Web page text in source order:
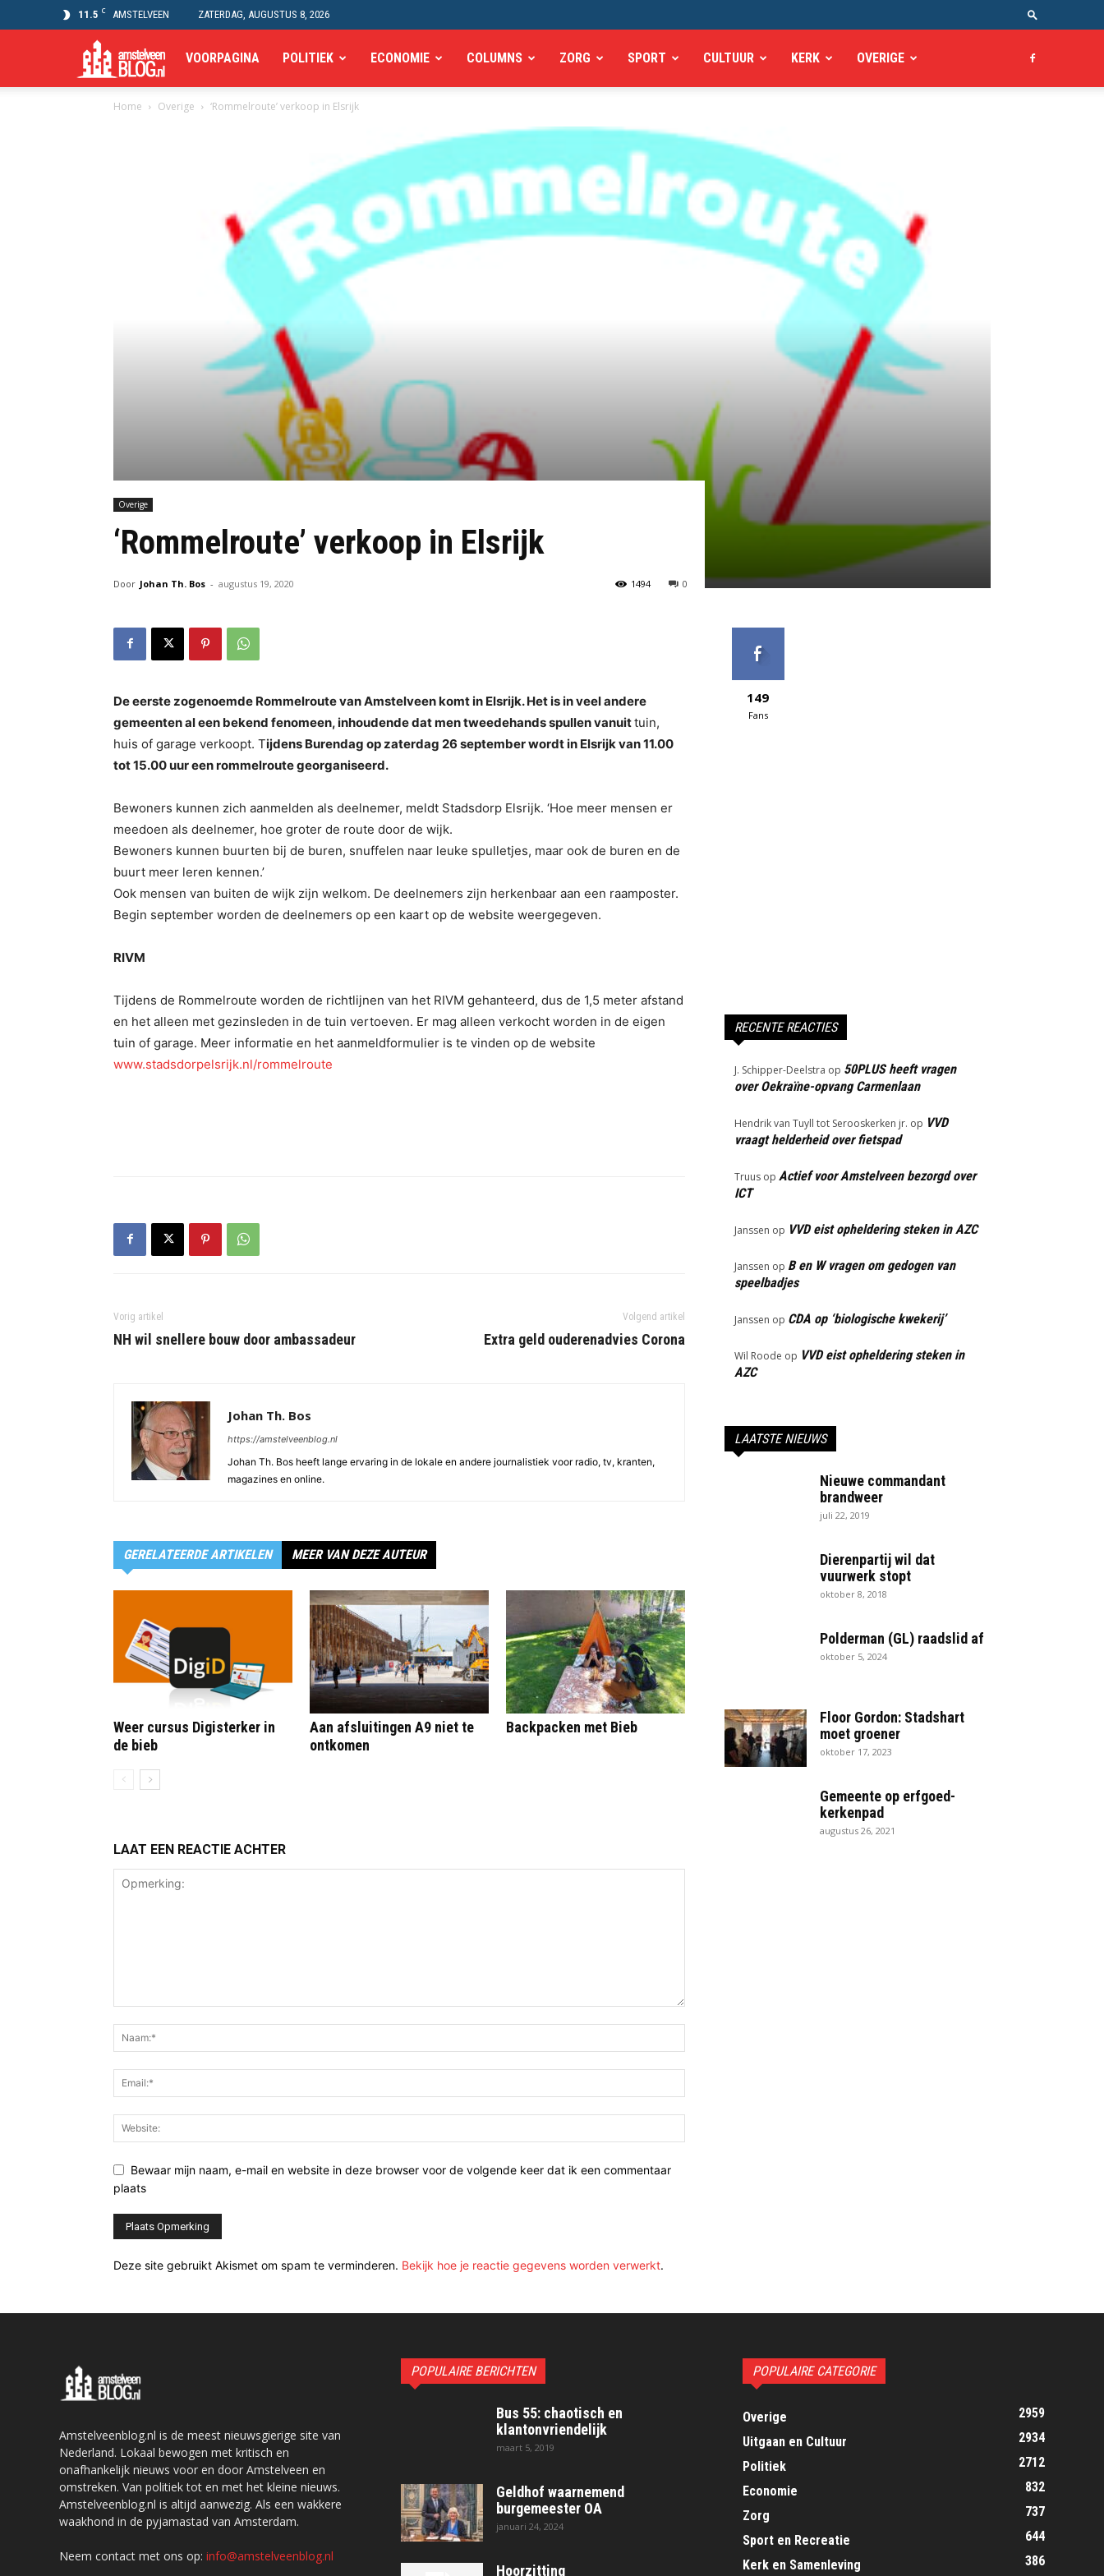
11.5 C AMSTELVEEN ZATERDAG, AUGUSTUS 8, 2026
Amstelveen
Blog
VOORPAGINA POLITIEK ECONOMIE COLUMNS ZORG SPORT CULTUUR KERK OVERIGE
Home Overige ‘Rommelroute’ verkoop in Elsrijk
Overige
‘Rommelroute’ verkoop in Elsrijk
Door Johan Th. Bos - augustus 19, 2020 0
1494
De eerste zogenoemde Rommelroute van Amstelveen komt in Elsrijk. Het is in veel andere
gemeenten al een bekend fenomeen, inhoudende dat men tweedehands spullen vanuittuin,
huis of garage verkoopt. Tijdens Burendag op zaterdag 26 september wordt in Elsrijk van 11.00
tot 15.00 uur een rommelroute georganiseerd.
Bewoners kunnen zich aanmelden als deelnemer, meldt Stadsdorp Elsrijk. ‘Hoe meer mensen er
meedoen als deelnemer, hoe groter de route door de wijk.
Bewoners kunnen buurten bij de buren, snuffelen naar leuke spulletjes, maar ook de buren en de
buurt meer leren kennen.’
Ook mensen van buiten de wijk zijn welkom. De deelnemers zijn herkenbaar aan een raamposter.
Begin september worden de deelnemers op een kaart op de website weergegeven.
RIVM
Tijdens de Rommelroute worden de richtlijnen van het RIVM gehanteerd, dus de 1,5 meter afstand
en het alleen met gezinsleden in de tuin vertoeven. Er mag alleen verkocht worden in de eigen
tuin of garage. Meer informatie en het aanmeldformulier is te vinden op de website
www.stadsdorpelsrijk.nl/rommelroute
Vorig artikel
NH wil snellere bouw door ambassadeur
Volgend artikel
Extra geld ouderenadvies Corona
Johan Th. Bos
https://amstelveenblog.nl
Johan Th. Bos heeft lange ervaring in de lokale en andere journalistiek voor radio, tv, kranten,
magazines en online.
GERELATEERDE ARTIKELEN MEER VAN DEZE AUTEUR
Weer cursus Digisterker in
de bieb
Aan afsluitingen A9 niet te
ontkomen
Backpacken met Bieb
LAAT EEN REACTIE ACHTER
Bewaar mijn naam, e-mail en website in deze browser voor de volgende keer dat ik een commentaar
plaats
Deze site gebruikt Akismet om spam te verminderen. Bekijk hoe je reactie gegevens worden verwerkt.
149
Fans
RECENTE REACTIES
J. Schipper-Deelstra op 50PLUS heeft vragen
over Oekraïne-opvang Carmenlaan
Hendrik van Tuyll tot Serooskerken jr. op VVD
vraagt helderheid over fietspad
Truus op Actief voor Amstelveen bezorgd over
ICT
Janssen op VVD eist opheldering steken in AZC
Janssen op B en W vragen om gedogen van
speelbadjes
Janssen op CDA op ‘biologische kwekerij’
Wil Roode op VVD eist opheldering steken in
AZC
LAATSTE NIEUWS
Nieuwe commandant
brandweer
juli 22, 2019
Dierenpartij wil dat
vuurwerk stopt
oktober 8, 2018
Polderman (GL) raadslid af
oktober 5, 2024
Floor Gordon: Stadshart
moet groener
oktober 17, 2023
Gemeente op erfgoed-
kerkenpad
augustus 26, 2021
Amstelveenblog.nl is de meest nieuwsgierige site van
Nederland. Lokaal bewogen met kritisch en
onafhankelijk nieuws voor en door Amstelveen en
omstreken. Van politiek tot en met het kleine nieuws.
Amstelveenblog.nl is altijd aanwezig. Als een wakkere
waakhond in de pyjamastad van Amsterdam.
Neem contact met ons op: info@amstelveenblog.nl
POPULAIRE BERICHTEN
Bus 55: chaotisch en
klantonvriendelijk
maart 5, 2019
Geldhof waarnemend
burgemeester OA
januari 24, 2024
Hoorzitting
POPULAIRE CATEGORIE
Overige
2959
Uitgaan en Cultuur
2934
Politiek
2712
Economie
832
Zorg
737
Sport en Recreatie
644
Kerk en Samenleving
386